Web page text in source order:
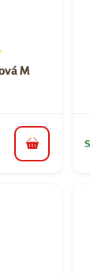
M
počet
do košíka